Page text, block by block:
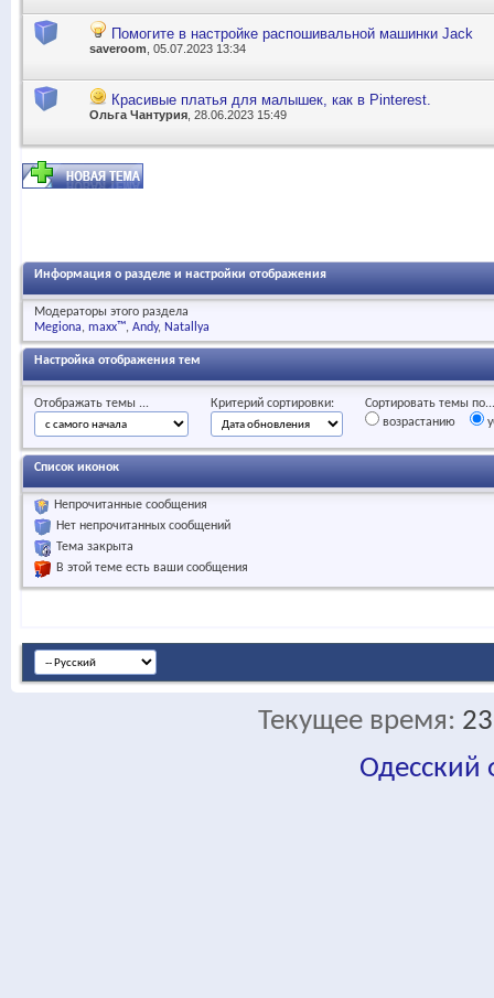
Помогите в настройке распошивальной машинки Jack
saveroom, 05.07.2023 13:34
Красивые платья для малышек, как в Pinterest.
Ольга Чантурия , 28.06.2023 15:49
Информация о разделе и настройки отображения
Модераторы этого раздела
Megiona maxx™ Andy Natallya
Настройка отображения тем
Отображать темы ... Критерий сортировки:
Сортировать темы по...
возрастанию
Список иконок
Непрочитанные сообщения
Нет непрочитанных сообщений
Тема закрыта
В этой теме есть ваши сообщения
Текущее время:
Одесский